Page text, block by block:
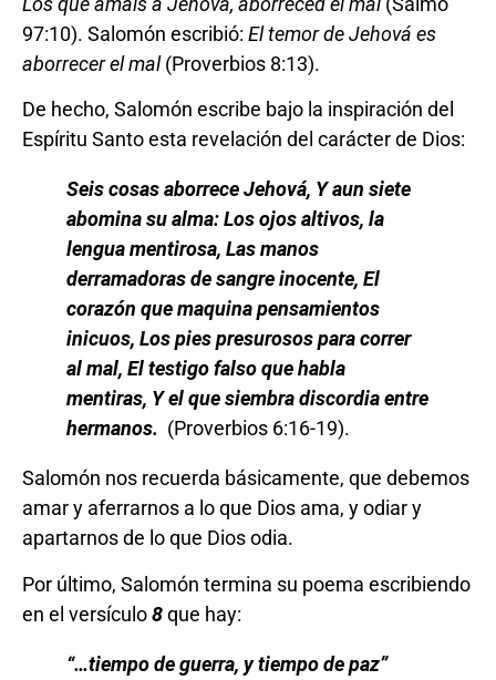
97:10). Salomón escribió: El temor de Jehová es
aborrecer el mal(Proverbios 8:13).
De hecho, Salomón escribe bajo la inspiración del
Espíritu Santo esta revelación del carácter de Dios:
Seis cosas aborrece Jehová, Y aun siete
abomina su alma: Los ojos altivos, la
lengua mentirosa, Las manos
derramadoras de sangre inocente, El
corazón que maquina pensamientos
inicuos, Los pies presurosos para correr
al mal, El testigo falso que habla
mentiras, Y el que siembra discordia entre
hermanos. (Proverbios 6:16-19).
Salomón nos recuerda básicamente, que debemos
amar y aferrarnos a lo que Dios ama, y odiar y
apartarnos de lo que Dios odia.
Por último, Salomón termina su poema escribiendo
en el versículo8que hay:
“…tiempo de guerra, y tiempo de paz”